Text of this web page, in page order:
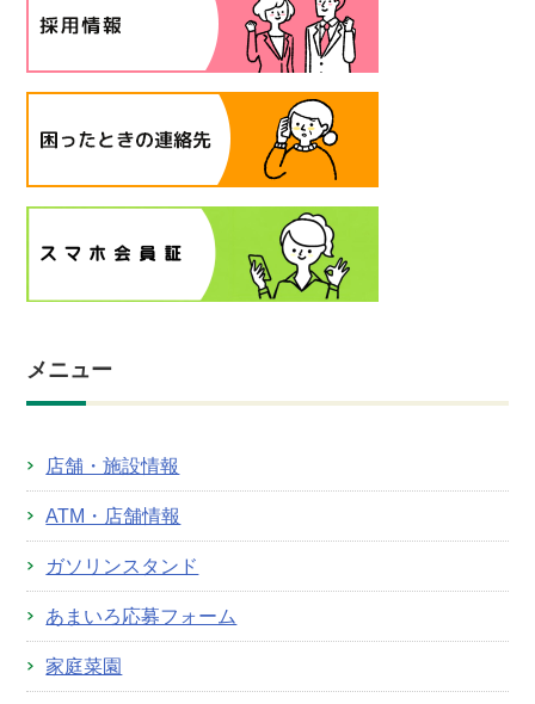
メニュー
店舗・施設情報
ATM・店舗情報
ガソリンスタンド
あまいろ応募フォーム
家庭菜園